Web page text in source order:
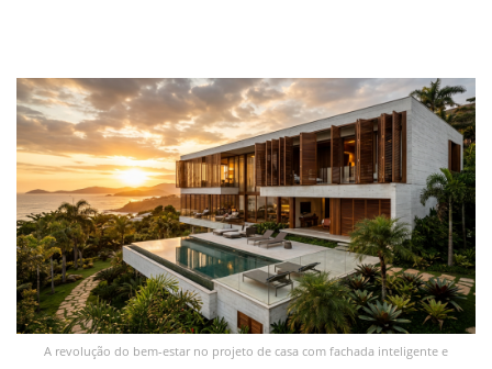
A revolução do bem-estar no projeto de casa com fachada inteligente e